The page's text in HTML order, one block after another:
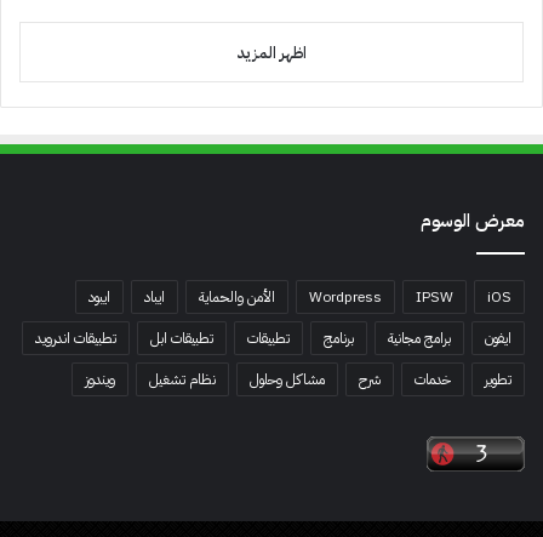
اظهر المزيد
معرض الوسوم
iOS
IPSW
Wordpress الأمن والحماية ايباد
ايبود
ايفون
برامج مجانية برنامج تطبيقات تطبيقات ابل
تطبيقات اندرويد
تطوير
خدمات شرح مشاكل وحلول نظام تشغيل ويندوز